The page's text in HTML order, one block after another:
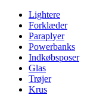
Lightere
Forklæder
Paraplyer
Powerbanks
Indkøbsposer
Glas
Trøjer
Krus